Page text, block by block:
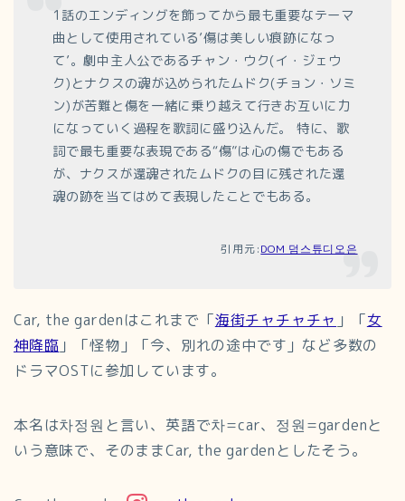
1話のエンディングを飾ってから最も重要なテーマ
曲として使用されている’傷は美しい痕跡になっ
て’。劇中主人公であるチャン・ウク(イ・ジェウ
ク)とナクスの魂が込められたムドク(チョン・ソミ
ン)が苦難と傷を一緒に乗り越えて行きお互いに力
になっていく過程を歌詞に盛り込んだ。 特に、歌
詞で最も重要な表現である“傷”は心の傷でもある
が、ナクスが還魂されたムドクの目に残された還
魂の跡を当てはめて表現したことでもある。
引用元:DOM 덤스튜디오은
Car, the gardenはこれまで「海街チャチャチャ 」「女
神降臨 」「怪物」「今、別れの途中です」など多数の
ドラマOSTに参加しています。
本名は차정원と言い、英語で차=car、정원=gardenと
いう意味で、そのままCar, the gardenとしたそう。